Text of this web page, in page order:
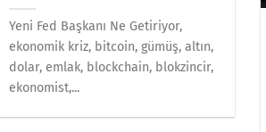
Yeni Fed Başkanı Ne Getiriyor,
ekonomik kriz, bitcoin, gümüş, altın,
dolar, emlak, blockchain, blokzincir,
ekonomist,...